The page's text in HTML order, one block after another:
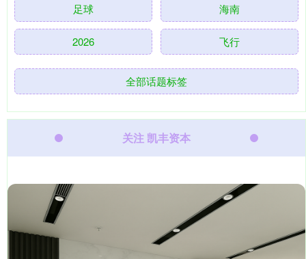
足球 海南
2026 飞行
全部话题标签
关注 凯丰资本